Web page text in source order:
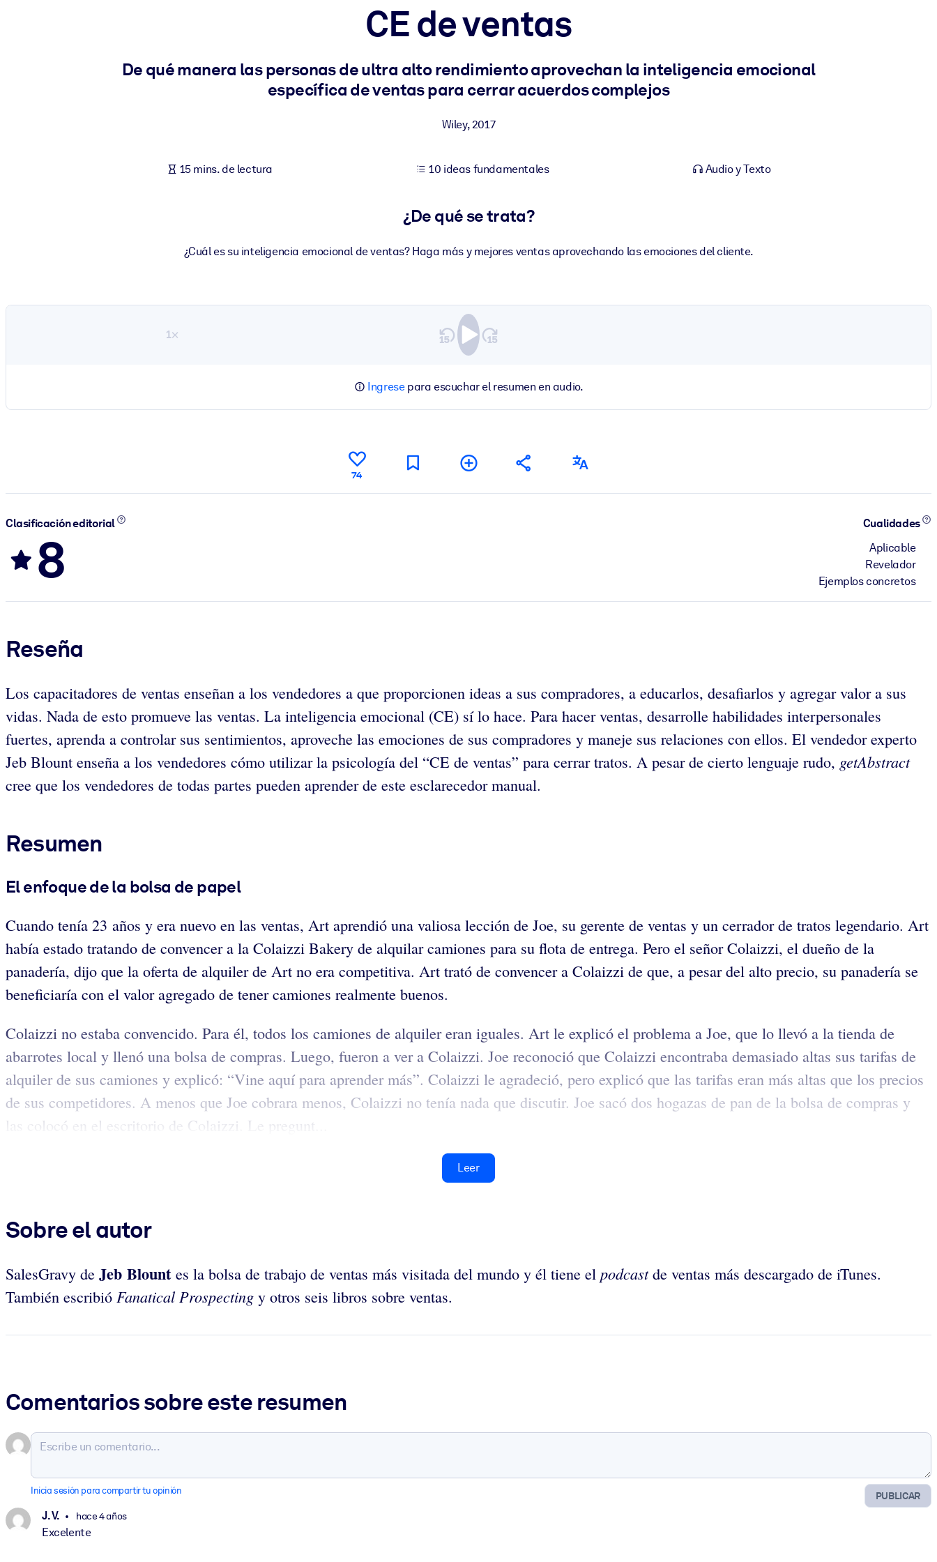
Para bibliotecas corporativas
CE de ventas
De qué manera las personas de ultra alto rendimiento aprovechan la inteligencia emocional
específica de ventas para cerrar acuerdos complejos
Wiley,2017
15 mins. de lectura 10 ideas fundamentales Audio y Texto
¿De qué se trata?
¿Cuál es su inteligencia emocional de ventas? Haga más y mejores ventas aprovechando las emociones del cliente.
1×
Ingresepara escuchar el resumen en audio.
74
Clasificación editorial
8
Cualidades
Aplicable
Revelador
Ejemplos concretos
Reseña
Los capacitadores de ventas enseñan a los vendedores a que proporcionen ideas a sus compradores, a educarlos, desafiarlos y agregar valor a sus
vidas. Nada de esto promueve las ventas. La inteligencia emocional (CE) sí lo hace. Para hacer ventas, desarrolle habilidades interpersonales
fuertes, aprenda a controlar sus sentimientos, aproveche las emociones de sus compradores y maneje sus relaciones con ellos. El vendedor experto
Jeb Blount enseña a los vendedores cómo utilizar la psicología del “CE de ventas” para cerrar tratos. A pesar de cierto lenguaje rudo, getAbstract
cree que los vendedores de todas partes pueden aprender de este esclarecedor manual.
Resumen
El enfoque de la bolsa de papel
Cuando tenía 23 años y era nuevo en las ventas, Art aprendió una valiosa lección de Joe, su gerente de ventas y un cerrador de tratos legendario. Art
había estado tratando de convencer a la Colaizzi Bakery de alquilar camiones para su flota de entrega. Pero el señor Colaizzi, el dueño de la
panadería, dijo que la oferta de alquiler de Art no era competitiva. Art trató de convencer a Colaizzi de que, a pesar del alto precio, su panadería se
beneficiaría con el valor agregado de tener camiones realmente buenos.
Colaizzi no estaba convencido. Para él, todos los camiones de alquiler eran iguales. Art le explicó el problema a Joe, que lo llevó a la tienda de
abarrotes local y llenó una bolsa de compras. Luego, fueron a ver a Colaizzi. Joe reconoció que Colaizzi encontraba demasiado altas sus tarifas de
alquiler de sus camiones y explicó: “Vine aquí para aprender más”. Colaizzi le agradeció, pero explicó que las tarifas eran más altas que los precios
de sus competidores. A menos que Joe cobrara menos, Colaizzi no tenía nada que discutir. Joe sacó dos hogazas de pan de la bolsa de compras y
las colocó en el escritorio de Colaizzi. Le pregunt...
Leer
Sobre el autor
SalesGravy de Jeb Blount es la bolsa de trabajo de ventas más visitada del mundo y él tiene el podcastde ventas más descargado de iTunes.
También escribió Fanatical Prospecting y otros seis libros sobre ventas.
Comentarios sobre este resumen
PUBLICAR
Inicia sesión para compartir tu opinión
J. V. hace 4 años
Excelente